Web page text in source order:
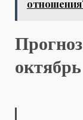
октябрь